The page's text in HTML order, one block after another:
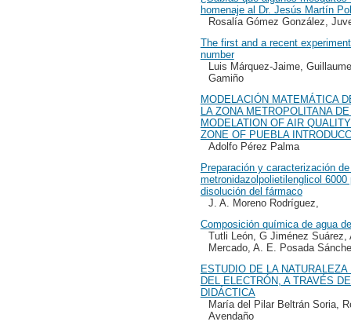
homenaje al Dr. Jesús Martín
Rosalía Gómez González,
The first and a recent
number
Luis Márquez-Jaime,
Gamiño
MODELACIÓN MATEMÁTICA
LA ZONA METROPOLITANA
MODELATION OF AIR
ZONE OF PUEBLA
Adolfo Pérez Palma
Preparación y caracterización
metronidazolpolietilenglicol
disolución del fármaco
J. A. Moreno Rodríguez,
Composición química de agua
Tutli León, G Jiménez
Mercado, A. E. Posada
ESTUDIO DE LA
DEL ELECTRÓN, A TRAVÉS
DIDÁCTICA
María del Pilar Beltrán Soria,
Avendaño